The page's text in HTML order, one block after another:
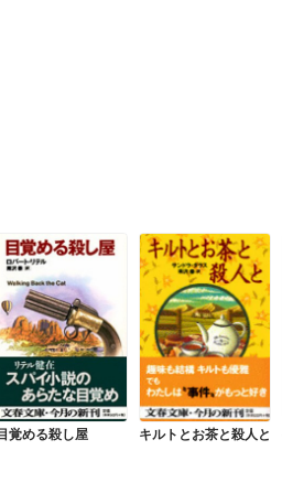
目覚める殺し屋 キルトとお茶と殺人と